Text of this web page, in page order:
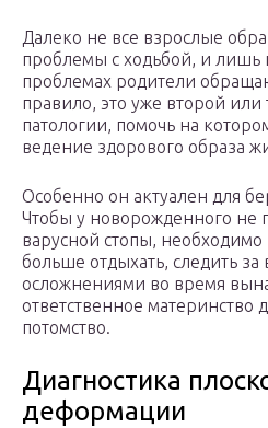
Далеко не все взрослые
проблемы с ходьбой, и
проблемах родители
правило, это уже второй или
патологии, помочь на
ведение здорового образа
Особенно он актуален для
Чтобы у новорожденного не
варусной стопы, необходимо
больше отдыхать, следить
осложнениями во время
ответственное материнство
потомство.
Диагностика
деформации